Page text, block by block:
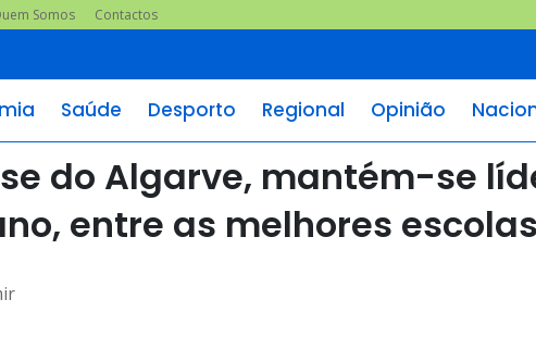
Somos Contactos
Saúde Desporto Regional Opinião
do Algarve, mantém-se
entre as melhores